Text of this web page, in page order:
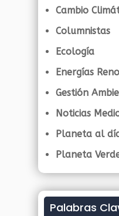
Cambio
Columnistas
Ecología
Energías
Gestión
Noticias
Planeta al
Planeta
Palabras